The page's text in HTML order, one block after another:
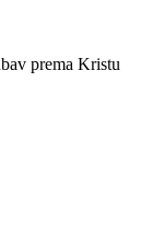
prema Kristu